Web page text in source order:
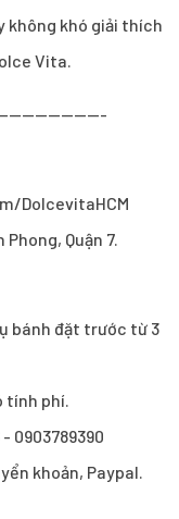
không khó giải thích
Vita.
DolcevitaHCM
Quận 7.
bánh đặt trước từ 3
tính phí.
0903789390
khoản, Paypal.